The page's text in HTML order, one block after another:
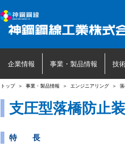
企業情報 事業・製品情報 技
トップ ＞ 事業・製品情報 ＞ エンジニアリング ＞
支圧型落橋防止
特 長